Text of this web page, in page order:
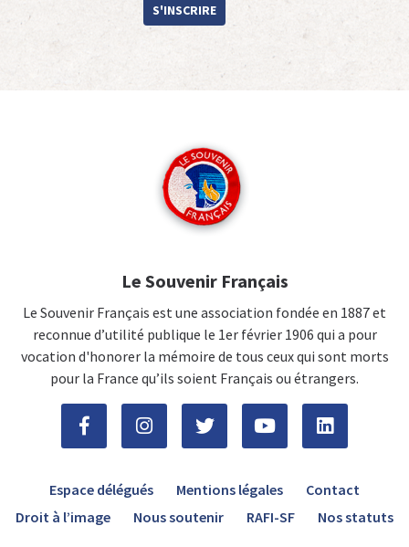
S'INSCRIRE
Le Souvenir Français
Le Souvenir Français est une association fondée en 1887 et
reconnue d’utilité publique le 1er février 1906 qui a pour
vocation d'honorer la mémoire de tous ceux qui sont morts
pour la France qu’ils soient Français ou étrangers.
Espace délégués Mentions légales
Contact
Droit à l’image
Nous soutenir RAFI-SF Nos statuts